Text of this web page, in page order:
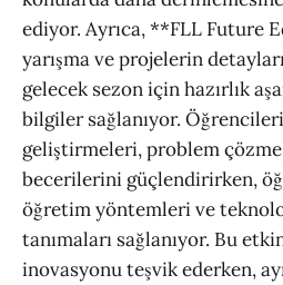
ediyor. Ayrıca, **FLL Future
yarışma ve projelerin
gelecek sezon için hazırlık
bilgiler sağlanıyor.
geliştirmeleri, problem çözme
becerilerini güçlendirirken,
öğretim yöntemleri ve
tanımaları sağlanıyor. Bu
inovasyonu teşvik ederken,